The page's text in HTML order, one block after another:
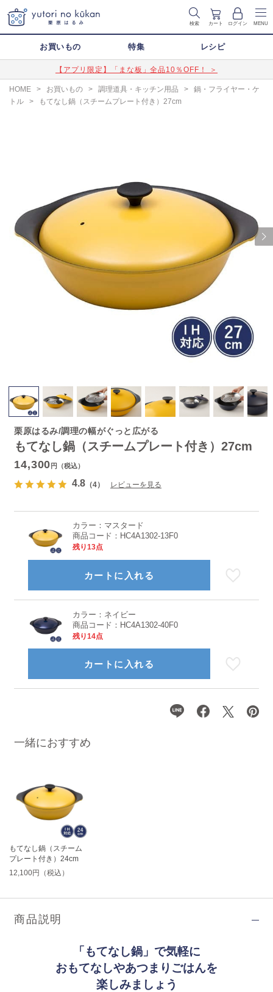
検索 カート ログイン MENU
お買いもの 特集 レシピ
【アプリ限定】「まな板」全品10％OFF！ ＞
HOME > お買いもの > 調理道具・キッチン用品 >
鍋・フライヤー・ケ
トル
> もてなし鍋（スチームプレート付き）27cm
Next
一緒におすすめ
もてなし鍋（スチーム
プレート付き）24cm
12,100円（税込）
もてなし鍋（スチームプレート付き）27cm
栗原はるみ/調理の幅がぐっと広がる
14,300 円（税込）
4.8（4） レビューを見る
カラー： マスタード
商品コード： HC4A1302-13F0
残り13点
カートに入れる
カラー： ネイビー
商品コード： HC4A1302-40F0
残り14点
カートに入れる
商品説明
「もてなし鍋」で気軽に
おもてなしやあつまりごはんを
楽しみましょう